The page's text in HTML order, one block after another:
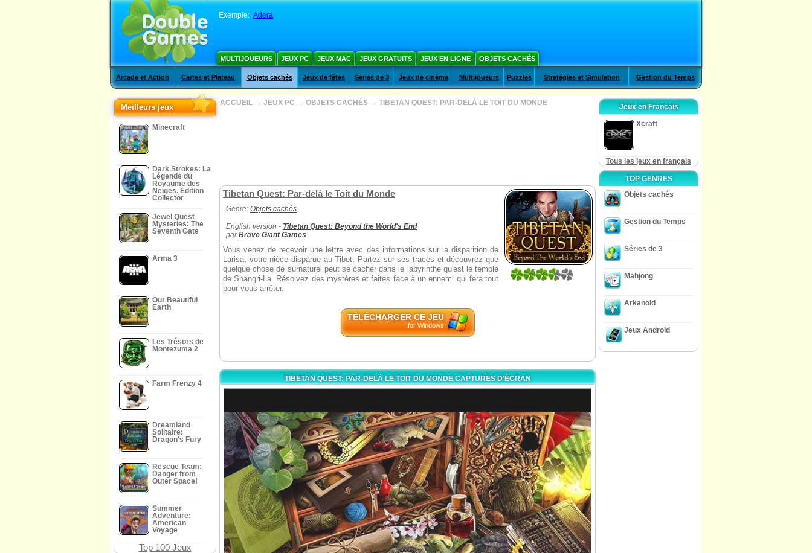
Exemple: Adera
MULTIJOUEURS JEUX PC JEUX MAC JEUX GRATUITS JEUX EN LIGNE OBJETS CACHÉS
Arcade et Action Cartes et Plateau Objets cachés Jeux de fêtes Séries de 3 Jeux de cinéma Multijoueurs Puzzles Stratégies et Simulation Gestion du Temps
Meilleurs jeux
Minecraft
Dark Strokes: La
Légende du
Royaume des
Neiges. Edition
Collector
Jewel Quest
Mysteries: The
Seventh Gate
Arma 3
Our Beautiful
Earth
Les Trésors de
Montezuma 2
Farm Frenzy 4
Dreamland
Solitaire:
Dragon's Fury
Rescue Team:
Danger from
Outer Space!
Summer
Adventure:
American
Voyage
Top 100 Jeux
ACCUEIL → JEUX PC → OBJETS CACHÉS → TIBETAN QUEST: PAR-DELÀ LE TOIT DU MONDE
5
Tibetan Quest: Par-delà le Toit du Monde
Genre: Objets cachés
English version - Tibetan Quest: Beyond the World's End
parBrave Giant Games
Vous venez de recevoir une lettre avec des informations sur la disparition de
Larisa, votre nièce disparue au Tibet. Partez sur ses traces et découvrez que
quelque chose de surnaturel peut se cacher dans le labyrinthe qu'est le temple
de Shangri-La. Résolvez des mystères et faites face à un ennemi qui fera tout
pour vous arrêter.
TÉLÉCHARGER CE JEU
for Windows
TIBETAN QUEST: PAR-DELÀ LE TOIT DU MONDE CAPTURES D'ÉCRAN
Jeux en Français
Xcraft
Tous les jeux en français
TOP GENRES
Objets cachés
Gestion du Temps
Séries de 3
Mahjong
Arkanoid
Jeux Android